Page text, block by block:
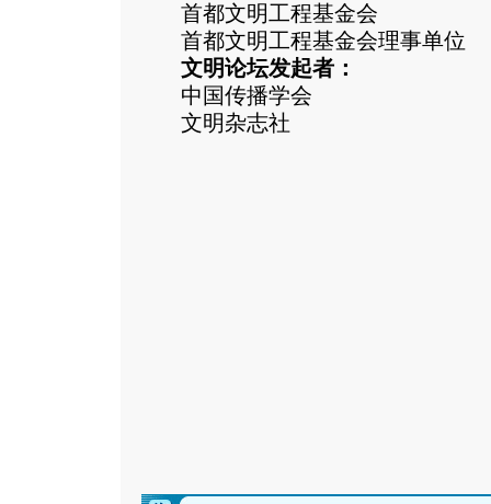
首都文明工程基金会
首都文明工程基金会理事单位
文明论坛发起者：
中国传播学会
文明杂志社